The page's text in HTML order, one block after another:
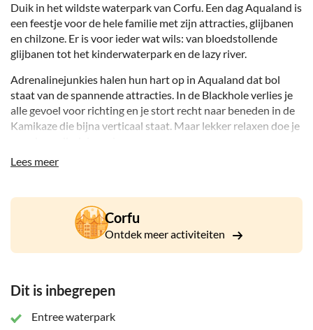
Duik in het wildste waterpark van Corfu. Een dag Aqualand is
een feestje voor de hele familie met zijn attracties, glijbanen
en chilzone. Er is voor ieder wat wils: van bloedstollende
glijbanen tot het kinderwaterpark en de lazy river.
Adrenalinejunkies halen hun hart op in Aqualand dat bol
staat van de spannende attracties. In de Blackhole verlies je
alle gevoel voor richting en je stort recht naar beneden in de
Kamikaze die bijna verticaal staat. Maar lekker relaxen doe je
Je deint met de hele familie op en neer in het golfslagbad en
spelen veilig in grote baden met ondiep water of gaan uit hun
dak in het Caribische avontuurgedeelte. Trek gekregen? Dat
komt mooi uit: in de bar of restaurant kom je weer helemaal
bij met een hamburger, pizza en milkshake. Daarna dobber je
Lees meer
Corfu
Ontdek meer activiteiten
Dit is inbegrepen
Entree waterpark